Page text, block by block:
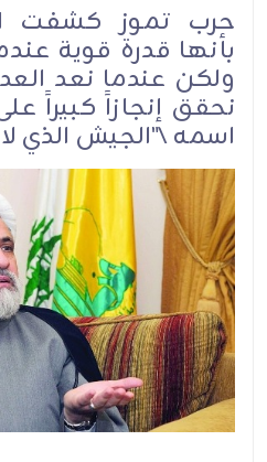
حرب تموز كشفت
بأنها قدرة قوية
ولكن عندما نعد
نحقق إنجازاً كبيراً
اسمه \"الجيش الذي